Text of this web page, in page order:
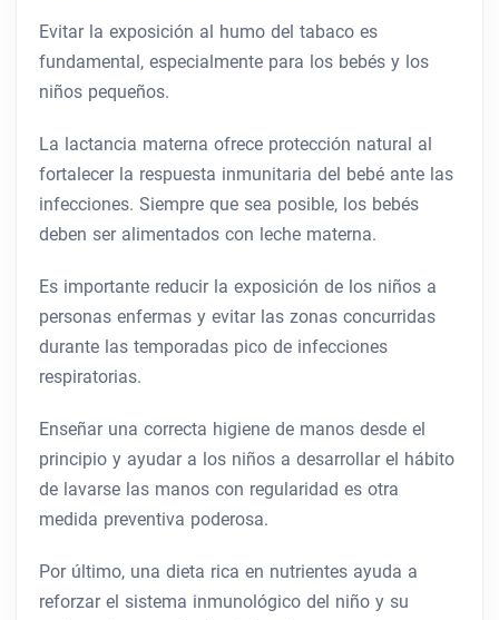
Evitar la exposición al humo del tabaco es
fundamental, especialmente para los bebés y los
niños pequeños.
La lactancia materna ofrece protección natural al
fortalecer la respuesta inmunitaria del bebé ante las
infecciones. Siempre que sea posible, los bebés
deben ser alimentados con leche materna.
Es importante reducir la exposición de los niños a
personas enfermas y evitar las zonas concurridas
durante las temporadas pico de infecciones
respiratorias.
Enseñar una correcta higiene de manos desde el
principio y ayudar a los niños a desarrollar el hábito
de lavarse las manos con regularidad es otra
medida preventiva poderosa.
Por último, una dieta rica en nutrientes ayuda a
reforzar el sistema inmunológico del niño y su